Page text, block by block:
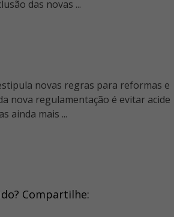
das novas ...
novas regras para reformas e
nova regulamentação é evitar acide
ainda mais ...
Compartilhe: